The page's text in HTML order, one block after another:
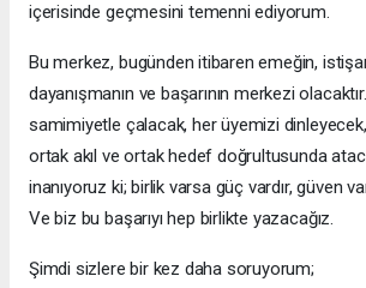
içerisinde geçmesini temenni ediyorum.
Bu merkez, bugünden itibaren emeğin,
dayanışmanın ve başarının merkezi
samimiyetle çalacak, her üyemizi dinleyecek,
ortak akıl ve ortak hedef doğrultusunda
inanıyoruz ki; birlik varsa güç vardır, güven
Ve biz bu başarıyı hep birlikte yazacağız.
Şimdi sizlere bir kez daha soruyorum;